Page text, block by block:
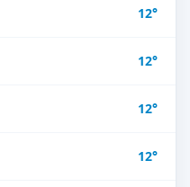
12°
12°
12°
12°